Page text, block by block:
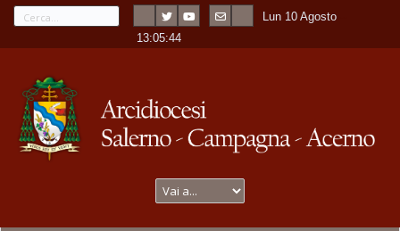
Lun 10 Agosto
13:05:45